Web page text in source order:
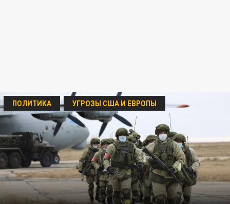
ПОЛИТИКА УГРОЗЫ США И ЕВРОПЫ